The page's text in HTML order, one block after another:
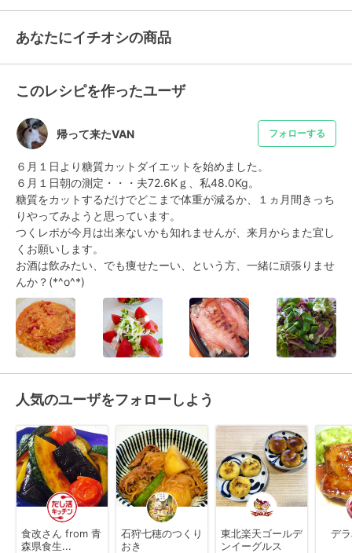
あなたにイチオシの商品
このレシピを作ったユーザ
帰って来たVAN フォローする
６月１日より糖質カットダイエットを始めました。
６月１日朝の測定・・・夫72.6Kｇ、私48.0Kg。
糖質をカットするだけでどこまで体重が減るか、１ヵ月間きっち
りやってみようと思っています。
つくレポが今月は出来ないかも知れませんが、来月からまた宜し
くお願いします。
お酒は飲みたい、でも痩せたーい、という方、一緒に頑張りませ
んか？(*^o^*)
人気のユーザをフォローしよう
食改さん from 青
森県食生...
石狩七穂のつくり
おき
東北楽天ゴールデ
ンイーグルス
デ